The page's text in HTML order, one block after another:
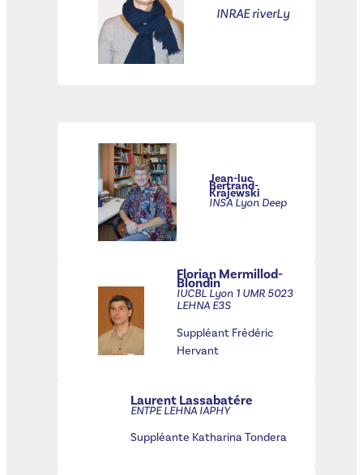
INRAE riverLy
Jean-luc
Bertrand-
Krajewski
INSA Lyon Deep
Florian Mermillod-
Blondin
IUCBL Lyon 1 UMR 5023
LEHNA E3S
Suppléant Frédéric
Hervant
Laurent Lassabatére
ENTPE LEHNA IAPHY
Suppléante Katharina Tondera